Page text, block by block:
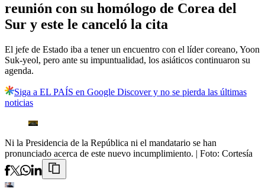
reunión con su homólogo de Corea del
Sur y este le canceló la cita
El jefe de Estado iba a tener un encuentro con el líder coreano, Yoon
Suk-yeol, pero ante su impuntualidad, los asiáticos continuaron su
agenda.
Siga a EL PAÍS en Google Discover y no se pierda las últimas
noticias
Ni la Presidencia de la República ni el mandatario se han
pronunciado acerca de este nuevo incumplimiento. | Foto: Cortesía